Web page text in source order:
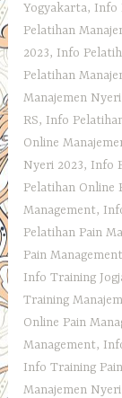
Yogyakarta, Info
Pelatihan
2023, Info
Pelatihan
Manajemen
RS, Info
Online
Nyeri 2023, Info
Pelatihan Online
Management,
Pelatihan Pain
Pain
Info Training
Training
Online Pain
Management,
Info Training
Manajemen Nyeri